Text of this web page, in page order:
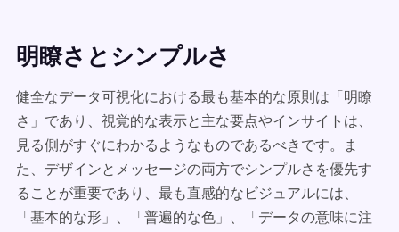
明瞭さとシンプルさ
健全なデータ可視化における最も基本的な原則は「明瞭
さ」であり、視覚的な表示と主な要点やインサイトは、
見る側がすぐにわかるようなものであるべきです。ま
た、デザインとメッセージの両方でシンプルさを優先す
ることが重要であり、最も直感的なビジュアルには、
「基本的な形」、「普遍的な色」、「データの意味に注